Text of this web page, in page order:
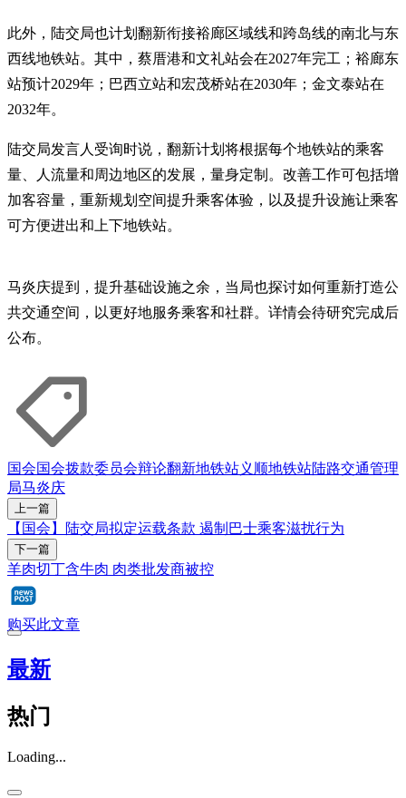
此外，陆交局也计划翻新衔接裕廊区域线和跨岛线的南北与东
西线地铁站。其中，蔡厝港和文礼站会在2027年完工；裕廊东
站预计2029年；巴西立站和宏茂桥站在2030年；金文泰站在
2032年。
陆交局发言人受询时说，翻新计划将根据每个地铁站的乘客
量、人流量和周边地区的发展，量身定制。改善工作可包括增
加客容量，重新规划空间提升乘客体验，以及提升设施让乘客
可方便进出和上下地铁站。
马炎庆提到，提升基础设施之余，当局也探讨如何重新打造公
共交通空间，以更好地服务乘客和社群。详情会待研究完成后
公布。
国会国会拨款委员会辩论翻新地铁站义顺地铁站陆路交通管理
局马炎庆
上一篇
【国会】陆交局拟定运载条款 遏制巴士乘客滋扰行为
下一篇
羊肉切丁含牛肉 肉类批发商被控
购买此文章
最新
热门
Loading...